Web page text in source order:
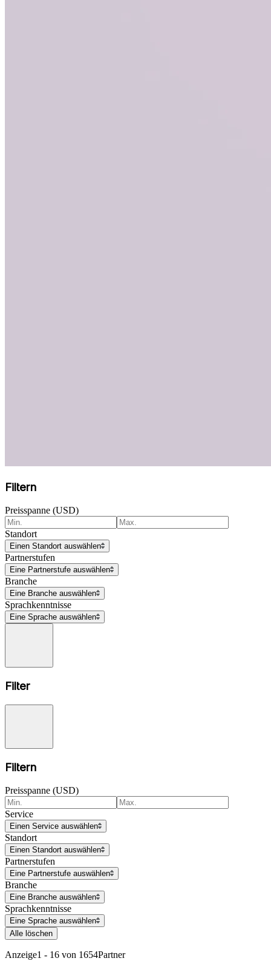
Filtern
Preisspanne (USD)
Standort
Einen Standort auswählen
Partnerstufen
Eine Partnerstufe auswählen
Branche
Eine Branche auswählen
Sprachkenntnisse
Eine Sprache auswählen
Filter
Filtern
Preisspanne (USD)
Service
Einen Service auswählen
Standort
Einen Standort auswählen
Partnerstufen
Eine Partnerstufe auswählen
Branche
Eine Branche auswählen
Sprachkenntnisse
Eine Sprache auswählen
Alle löschen
Anzeige1 - 16 von 1654Partner